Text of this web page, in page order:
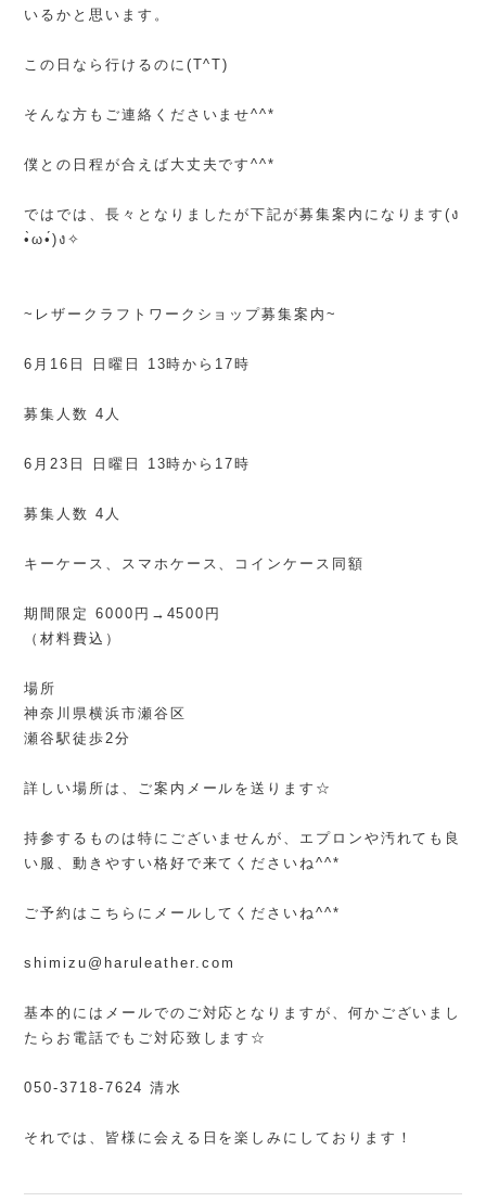
いるかと思います。
この日なら行けるのに(T^T)
そんな方もご連絡くださいませ^^*
僕との日程が合えば大丈夫です^^*
ではでは、長々となりましたが下記が募集案内になります(ง
•̀ω•́)ง✧
~レザークラフトワークショップ募集案内~
6月16日 日曜日 13時から17時
募集人数 4人
6月23日 日曜日 13時から17時
募集人数 4人
キーケース、スマホケース、コインケース同額
期間限定 6000円→4500円
（材料費込）
場所
神奈川県横浜市瀬谷区
瀬谷駅徒歩2分
詳しい場所は、ご案内メールを送ります☆
持参するものは特にございませんが、エプロンや汚れても良
い服、動きやすい格好で来てくださいね^^*
ご予約はこちらにメールしてくださいね^^*
shimizu@haruleather.com
基本的にはメールでのご対応となりますが、何かございまし
たらお電話でもご対応致します☆
050-3718-7624 清水
それでは、皆様に会える日を楽しみにしております！